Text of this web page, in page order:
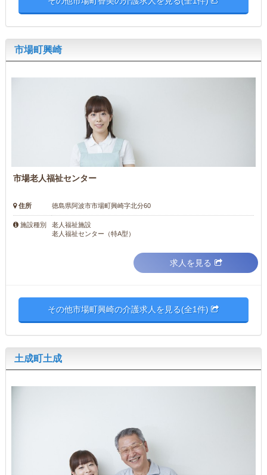
市場町興崎
市場老人福祉センター
住所 徳島県阿波市市場町興崎字北分60
施設種別
老人福祉施設
老人福祉センター（特A型）
求人を見る
その他市場町興崎の介護求人を見る(全1件)
土成町土成